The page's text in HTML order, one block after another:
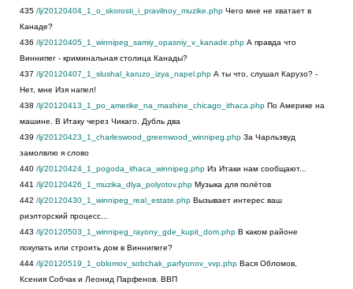
435 /lj/20120404_1_o_skorosti_i_pravilnoy_muzike.php Чего мне не хватает в
Канаде?
436 /lj/20120405_1_winnipeg_samiy_opasniy_v_kanade.php А правда что
Виннипег - криминальная столица Канады?
437 /lj/20120407_1_slushal_karuzo_izya_napel.php А ты что, слушал Карузо? -
Нет, мне Изя напел!
438 /lj/20120413_1_po_amerike_na_mashine_chicago_ithaca.php По Америке на
машине. В Итаку через Чикаго. Дубль два
439 /lj/20120423_1_charleswood_greenwood_winnipeg.php За Чарльзвуд
замолвлю я слово
440 /lj/20120424_1_pogoda_ithaca_winnipeg.php Из Итаки нам сообщают...
441 /lj/20120426_1_muzika_dlya_polyotov.php Музыка для полётов
442 /lj/20120430_1_winnipeg_real_estate.php Вызывает интерес ваш
риэлторский процесс...
443 /lj/20120503_1_winnipeg_rayony_gde_kupit_dom.php В каком районе
покупать или строить дом в Виннипеге?
444 /lj/20120519_1_oblomov_sobchak_parfyonov_vvp.php Вася Обломов,
Ксения Собчак и Леонид Парфенов. ВВП